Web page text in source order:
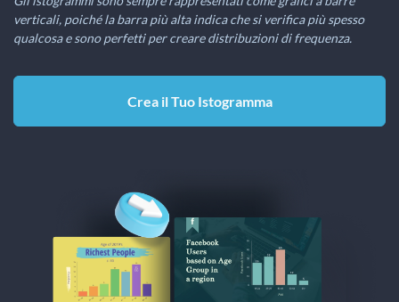
verticali, poiché la barra più alta indica che si verifica più spesso
qualcosa e sono perfetti per creare distribuzioni di frequenza.
Crea il Tuo Istogramma